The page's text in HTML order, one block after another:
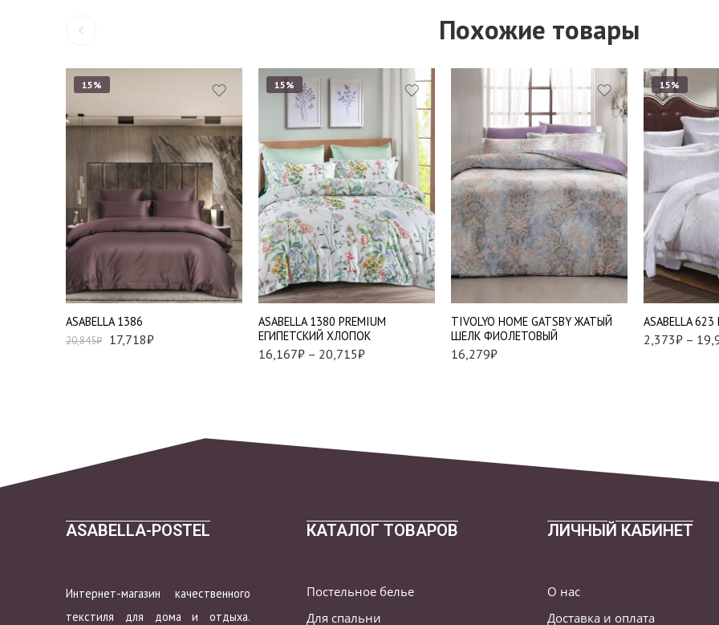
Похожие товары
15%
АSABELLA 1386
20,845₽ 17,718₽
Евро
15%
АSABELLA 1380 PREMIUM
ЕГИПЕТСКИЙ ХЛОПОК
16,167₽ – 20,715₽
Евро стандарт
Семейный
TIVOLYO HOME GATSBY ЖАТЫЙ
ШЕЛК ФИОЛЕТОВЫЙ
16,279₽
15%
АSABELLA
2,373₽ –
Евро
Наволочки
2 шт
Наволочки
2 шт
ASABELLA-POSTEL
Интернет-магазин качественного
текстиля для дома и отдыха.
КАТАЛОГ ТОВАРОВ
Постельное белье
Для спальни
ЛИЧНЫЙ КАБИНЕТ
О нас
Доставка и оплата